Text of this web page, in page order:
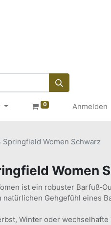
0 Anmelden
Springfield Women Schwarz
Women
ist ein robuster
Gehgefühl eines
Winter oder wechselhafte